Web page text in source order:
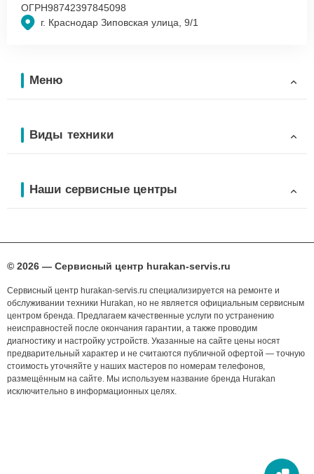
г. Краснодар Зиповская улица, 9/1
ОГРН98742397845098
Меню
Виды техники
Наши сервисные центры
© 2026 — Сервисный центр hurakan-servis.ru
Сервисный центр hurakan-servis.ru специализируется на ремонте и
обслуживании техники Hurakan, но не является официальным сервисным
центром бренда. Предлагаем качественные услуги по устранению
неисправностей после окончания гарантии, а также проводим
диагностику и настройку устройств. Указанные на сайте цены носят
предварительный характер и не считаются публичной офертой — точную
стоимость уточняйте у наших мастеров по номерам телефонов,
размещённым на сайте. Мы используем название бренда Hurakan
исключительно в информационных целях.